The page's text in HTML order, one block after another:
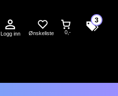
Logg inn 0,-
3